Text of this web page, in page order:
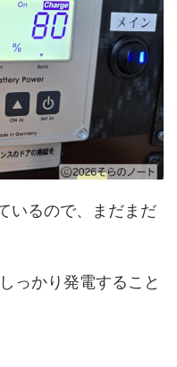
いるので、まだまだ
っかり発電すること